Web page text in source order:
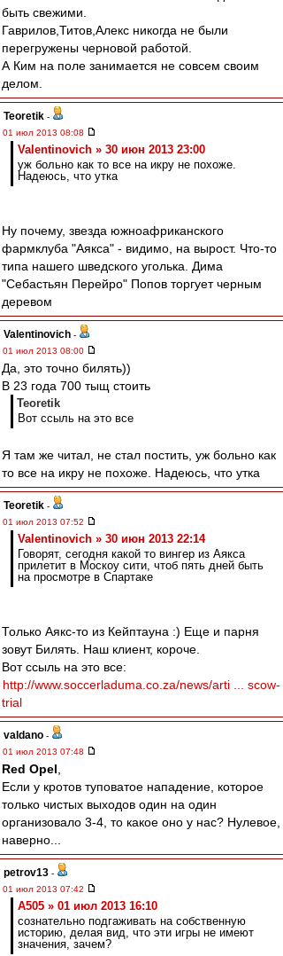
быть свежими.
Гаврилов,Титов,Алекс никогда не были
перегружены черновой работой.
А Ким на поле занимается не совсем своим
делом.
Teoretik -
01 июл 2013 08:08
Valentinovich » 30 июн 2013 23:00
уж больно как то все на икру не похоже.
Надеюсь, что утка
Ну почему, звезда южноафриканского
фармклуба "Аякса" - видимо, на вырост. Что-то
типа нашего шведского уголька. Дима
"Себастьян Перейро" Попов торгует черным
деревом
Valentinovich -
01 июл 2013 08:00
Да, это точно билять))
В 23 года 700 тыщ стоить
Teoretik
Вот ссыль на это все
Я там же читал, не стал постить, уж больно как
то все на икру не похоже. Надеюсь, что утка
Teoretik -
01 июл 2013 07:52
Valentinovich » 30 июн 2013 22:14
Говорят, сегодня какой то вингер из Аякса
прилетит в Москоу сити, чтоб пять дней быть
на просмотре в Спартаке
Только Аякс-то из Кейптауна :) Еще и парня
зовут Билять. Наш клиент, короче.
Вот ссыль на это все:
http://www.soccerladuma.co.za/news/arti ... scow-
trial
valdano -
01 июл 2013 07:48
Red Opel
Если у кротов туповатое нападение, которое
только чистых выходов один на один
организовало 3-4, то какое оно у нас? Нулевое,
наверно...
petrov13 -
01 июл 2013 07:42
A505 » 01 июл 2013 16:10
сознательно подгаживать на собственную
историю, делая вид, что эти игры не имеют
значения, зачем?